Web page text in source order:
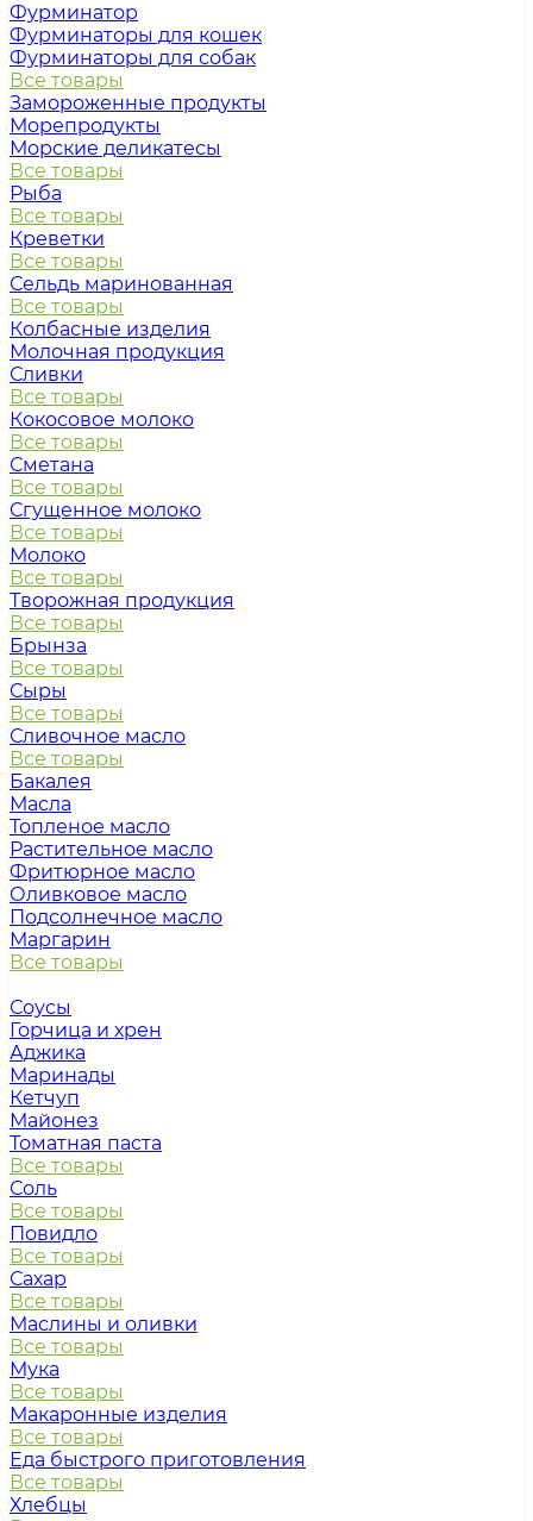
Фурминатор
Фурминаторы для кошек
Фурминаторы для собак
Все товары
Замороженные продукты
Морепродукты
Морские деликатесы
Все товары
Рыба
Все товары
Креветки
Все товары
Сельдь маринованная
Все товары
Колбасные изделия
Молочная продукция
Сливки
Все товары
Кокосовое молоко
Все товары
Сметана
Все товары
Сгущенное молоко
Все товары
Молоко
Все товары
Творожная продукция
Все товары
Брынза
Все товары
Сыры
Все товары
Сливочное масло
Все товары
Бакалея
Масла
Топленое масло
Растительное масло
Фритюрное масло
Оливковое масло
Подсолнечное масло
Маргарин
Все товары
Соусы
Горчица и хрен
Аджика
Маринады
Кетчуп
Майонез
Томатная паста
Все товары
Соль
Все товары
Повидло
Все товары
Сахар
Все товары
Маслины и оливки
Все товары
Мука
Все товары
Макаронные изделия
Все товары
Еда быстрого приготовления
Все товары
Хлебцы